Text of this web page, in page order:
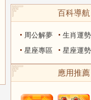
百科導航
周公解夢 生肖運勢
星座專區
星座運勢
應用推薦